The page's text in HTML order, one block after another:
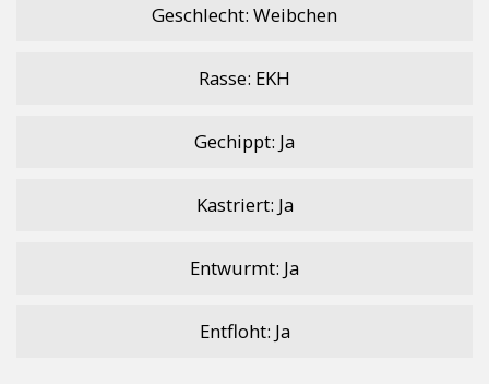
p n
k
Geschlecht: Weibchen
Rasse: EKH
Gechippt: Ja
Kastriert: Ja
Entwurmt: Ja
Entfloht: Ja